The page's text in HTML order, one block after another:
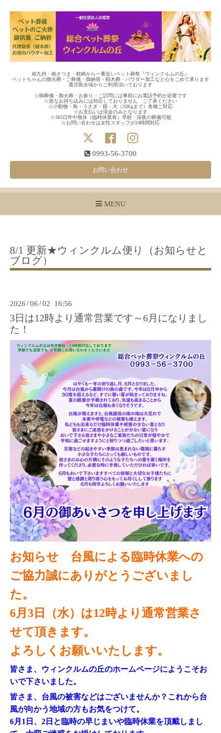
南九州・南さつま・枕崎から一番近いペット葬祭『ウィンクルムの丘』
ペットちゃんの御火葬・ご葬儀・御納骨・樹木葬・パウダー加工など心をこめて承ります
鹿児島全域からご利用頂いております
☆御葬儀・御火葬・お参り・ご訪問には事前にお電話予約が必要です
☆急なお持ち込みには対応しておりません ご了承ください
☆小動物・鳥・うさぎ・猫・犬（20Kgまで）各種ご対応
☆お支払いは現金のみとなります
☆365日年中無休（臨時休業有）早朝・深夜の葬儀可能
☆お問い合わせは女性スタッフが24時間対応
0993-56-3700
お問い合わせ
MENU
8/1 更新★ウィンクルム便り（お知らせと
ブログ）
2026 /06 /02 16:56
3日は12時より通常営業です～6月になりまし
た！
お知らせ　台風による臨時休業への
ご協力誠にありがとうございまし
た。
6月3日（水）は12時より通常営業さ
せて頂きます。
よろしくお願いいたします。
皆さま、ウィンクルムの丘のホームページにようこそお
いで下さいました。
皆さま、台風の被害などはございませんか？これから台
風が向かう地域の方もお気をつけて。
6月1日、2日と臨時の早じまいや臨時休業を頂戴しまし